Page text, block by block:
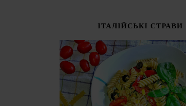
ІТАЛІЙСЬКІ СТРАВИ